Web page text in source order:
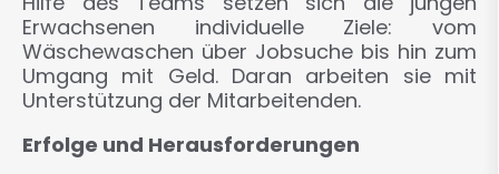
Erwachsenen individuelle Ziele: vom
Wäschewaschen über Jobsuche bis hin zum
Umgang mit Geld. Daran arbeiten sie mit
Unterstützung der Mitarbeitenden.
Erfolge und Herausforderungen